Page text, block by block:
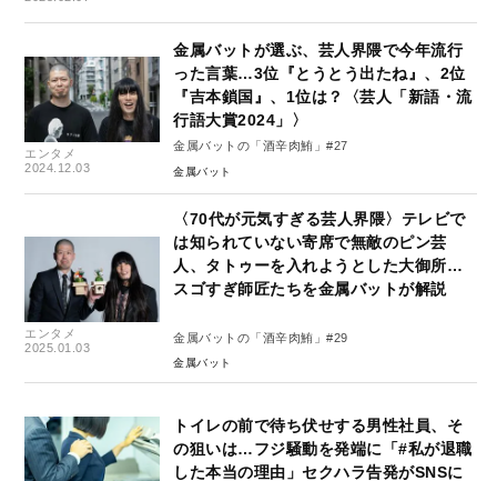
エンタメ
2024.12.03
金属バットが選ぶ、芸人界隈で今年流行
った言葉…3位『とうとう出たね』、2位
『吉本鎖国』、1位は？〈芸人「新語・流
行語大賞2024」〉
金属バットの「酒辛肉鮪」#27
金属バット
エンタメ
2025.01.03
〈70代が元気すぎる芸人界隈〉テレビで
は知られていない寄席で無敵のピン芸
人、タトゥーを入れようとした大御所…
スゴすぎ師匠たちを金属バットが解説
金属バットの「酒辛肉鮪」#29
金属バット
トイレの前で待ち伏せする男性社員、そ
の狙いは…フジ騒動を発端に「#私が退職
した本当の理由」セクハラ告発がSNSに